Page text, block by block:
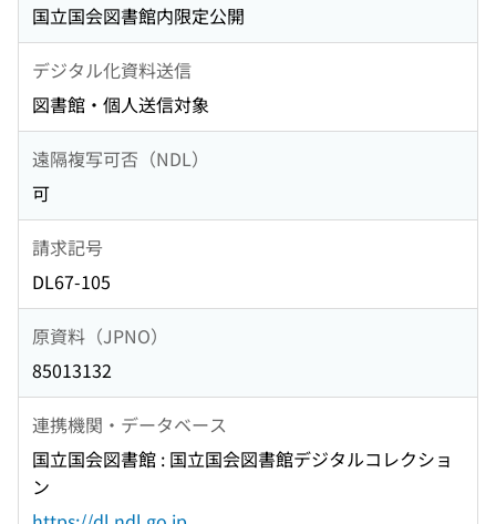
国立国会図書館内限定公開
デジタル化資料送信
図書館・個人送信対象
遠隔複写可否（NDL）
可
請求記号
DL67-105
原資料（JPNO）
85013132
連携機関・データベース
国立国会図書館 : 国立国会図書館デジタルコレクショ
ン